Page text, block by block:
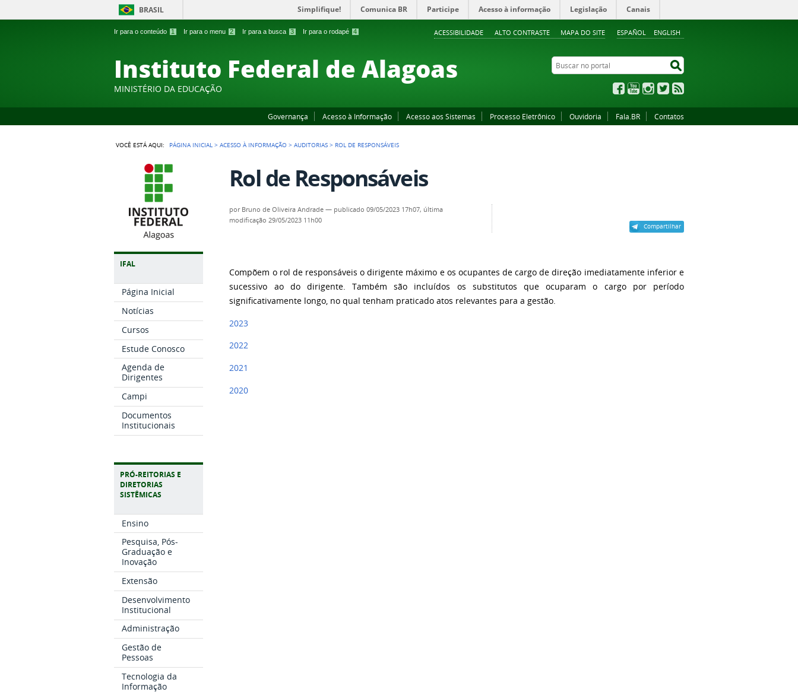
Ir para o conteúdo 1 Ir para o menu 2 Ir para a busca 3 Ir para o rodapé 4 ESPAÑOL ENGLISH
ACESSIBILIDADE ALTO CONTRASTE MAPA DO SITE
BRASIL Simplifique! Comunica BR Participe Acesso à informação Legislação Canais
Instituto Federal de Alagoas
MINISTÉRIO DA EDUCAÇÃO
Buscar no portal
FacebookYouTubeInstagram
Twitter
Governança Acesso à Informação Acesso aos Sistemas Processo Eletrônico Ouvidoria Fala.BR Contatos
VOCÊ ESTÁ AQUI: PÁGINA INICIAL >ACESSO À INFORMAÇÃO >AUDITORIAS > ROL DE RESPONSÁVEIS
IFAL
Página Inicial
Notícias
Cursos
Estude Conosco
Agenda de
Dirigentes
Campi
Documentos
Institucionais
PRÓ-REITORIAS E
DIRETORIAS
SISTÊMICAS
Ensino
Pesquisa, Pós-
Graduação e
Inovação
Extensão
Desenvolvimento
Institucional
Administração
Gestão de
Pessoas
Tecnologia da
Informação
Rol de Responsáveis
Compartilhar
por Bruno de Oliveira Andrade — publicado 09/05/2023 17h07, última
modificação 29/05/2023 11h00
Compõem o rol de responsáveis o dirigente máximo e os ocupantes de cargo de direção imediatamente inferior e
sucessivo ao do dirigente. Também são incluídos os substitutos que ocuparam o cargo por período
significativamente longo, no qual tenham praticado atos relevantes para a gestão.
2023
2022
2021
2020